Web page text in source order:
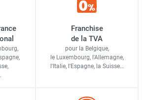
Franchise
de la TVA
pour la Belgique,
le Luxembourg, l'Allemagne,
l'Italie, l'Espagne, la Suisse…